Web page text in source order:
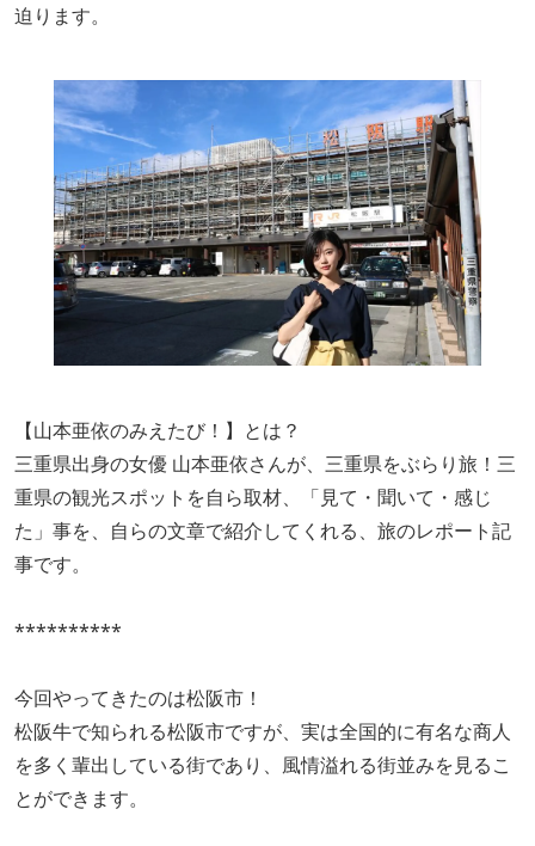
迫ります。
【山本亜依のみえたび！】とは？
三重県出身の女優 山本亜依さんが、三重県をぶらり旅！三
重県の観光スポットを自ら取材、「見て・聞いて・感じ
た」事を、自らの文章で紹介してくれる、旅のレポート記
事です。
**********
今回やってきたのは松阪市！
松阪牛で知られる松阪市ですが、実は全国的に有名な商人
を多く輩出している街であり、風情溢れる街並みを見るこ
とができます。